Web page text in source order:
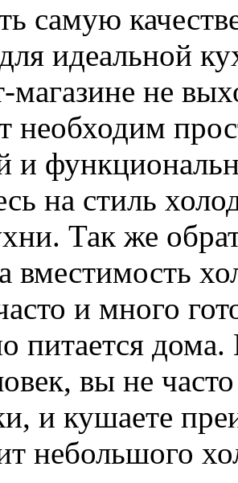
самую
идеальной
магазине не
необходим
и
на стиль
Так же
вместимость
и много
питается
вы не часто
и кушаете
небольшого